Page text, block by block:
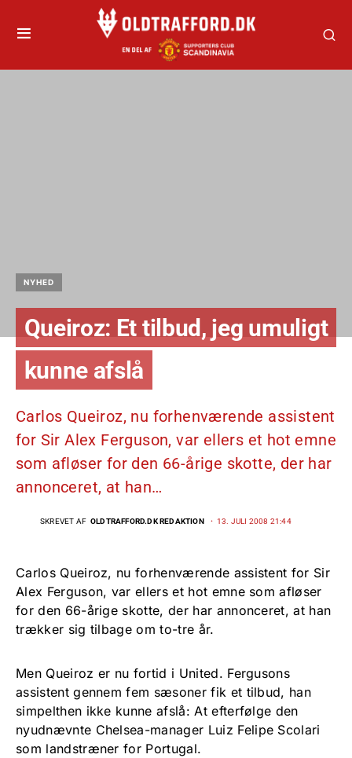
NYHED
Queiroz: Et tilbud, jeg umuligt
kunne afslå
Carlos Queiroz, nu forhenværende assistent
for Sir Alex Ferguson, var ellers et hot emne
som afløser for den 66-årige skotte, der har
annonceret, at han…
SKREVET AF OLDTRAFFORD.DK REDAKTION 13. JULI 2008 21:44
Carlos Queiroz, nu forhenværende assistent for Sir
Alex Ferguson, var ellers et hot emne som afløser
for den 66-årige skotte, der har annonceret, at han
trækker sig tilbage om to-tre år.
Men Queiroz er nu fortid i United. Fergusons
assistent gennem fem sæsoner fik et tilbud, han
simpelthen ikke kunne afslå: At efterfølge den
nyudnævnte Chelsea-manager Luiz Felipe Scolari
som landstræner for Portugal.